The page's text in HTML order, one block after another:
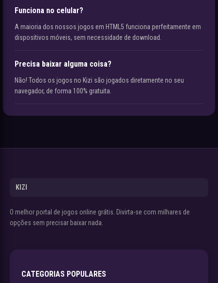
Funciona no celular?
A maioria dos nossos jogos em HTML5 funciona perfeitamente em
dispositivos móveis, sem necessidade de download.
Precisa baixar alguma coisa?
Não! Todos os jogos no Kizi são jogados diretamente no seu
navegador, de forma 100% gratuita.
KIZI
O melhor portal de jogos online grátis. Divirta-se com milhares de
opções sem precisar baixar nada.
CATEGORIAS POPULARES